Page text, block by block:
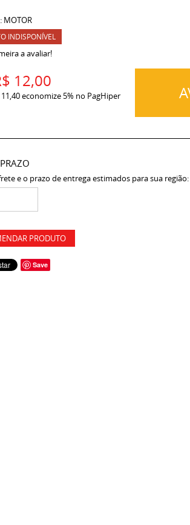
MOTOR
INDISPONÍVEL
a avaliar!
12,00
11,40economize 5% no PagHiper
e o prazo de entrega estimados para sua região:
PRODUTO
Save